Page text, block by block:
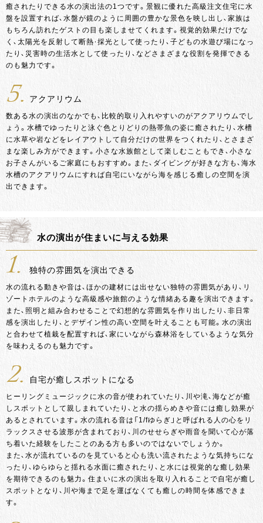
癒されたりできる水の演出法の1つです。景観に優れた高級注文住宅に水
盤を設置すれば、水盤が鏡のように周囲の豊かな景色を映し出し、家族は
もちろん訪れたゲストの目も楽しませてくれます。視覚的効果だけでな
く、太陽光を反射して断熱・採光として使ったり、子どもの水遊び場になっ
たり、災害時の生活水として使ったり、などさまざまな役割を発揮できる
のも魅力です。
5. アクアリウム
数ある水の演出のなかでも、比較的取り入れやすいのがアクアリウムでし
ょう。水槽でゆったりと泳ぐ色とりどりの熱帯魚の姿に癒されたり、水槽
に水草や岩などをレイアウトして自分だけの世界をつくれたり、とさまざ
まな楽しみ方ができます。小さな水族館として楽しむこともでき、小さな
お子さんがいるご家庭にもおすすめ。また、ダイビングが好きな方も、海水
水槽のアクアリウムにすれば自宅にいながら海を感じる癒しの空間を演
出できます。
水の演出が住まいに与える効果
1. 独特の雰囲気を演出できる
水の流れる動きや音は、ほかの建材には出せない独特の雰囲気があり、リ
ゾートホテルのような高級感や旅館のような情緒ある趣を演出できます。
また、照明と組み合わせることで幻想的な雰囲気を作り出したり、非日常
感を演出したり、とデザイン性の高い空間を叶えることも可能。水の演出
と合わせて植栽を配置すれば、家にいながら森林浴をしているような気分
を味わえるのも魅力です。
2. 自宅が癒しスポットになる
ヒーリングミュージックに水の音が使われていたり、川や滝、海などが癒
しスポットとして親しまれていたり、と水の揺らめきや音には癒し効果が
あるとされています。水の流れる音は「1/fゆらぎ」と呼ばれる人の心をリ
ラックスさせる波形が含まれており、川のせせらぎや雨音を聞いて心が落
ち着いた経験をしたことのある方も多いのではないでしょうか。
また、水が流れているのを見ていると心も洗い流されたような気持ちにな
ったり、ゆらゆらと揺れる水面に癒されたり、と水には視覚的な癒し効果
を期待できるのも魅力。住まいに水の演出を取り入れることで自宅が癒し
スポットとなり、川や海まで足を運ばなくても癒しの時間を体感できま
す。